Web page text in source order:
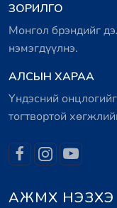
ЗОРИЛГО
Монгол брэндийг
нэмэгдүүлнэ.
АЛСЫН ХАРАА
Үндэсний
тогтвортой
АЖМХ НЭЗХЭ